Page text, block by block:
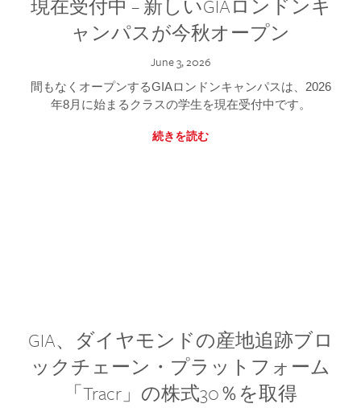
現在受付中 – 新しいGIAロンドンキ
ャンパスが今秋オープン
June 3, 2026
間もなくオープンするGIAロンドンキャンパスは、2026
年8月に始まるクラスの学生を現在受付中です。
続きを読む
GIA、ダイヤモンドの産地追跡ブロ
ックチェーン・プラットフォーム
「Tracr」の株式30％を取得